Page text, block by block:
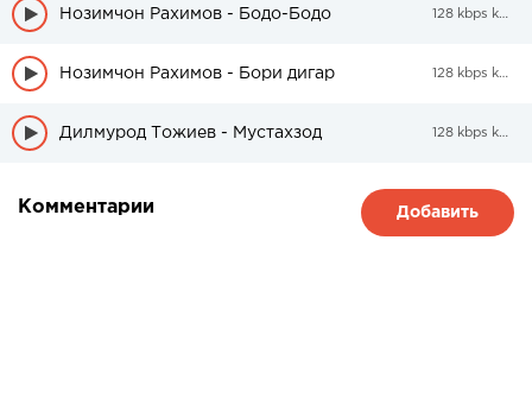
Нозимчон Рахимов - Бодо-Бодо 128 kbps kbps
Нозимчон Рахимов - Бори дигар 128 kbps kbps
Дилмурод Тожиев - Мустахзод 128 kbps kbps
Комментарии Добавить